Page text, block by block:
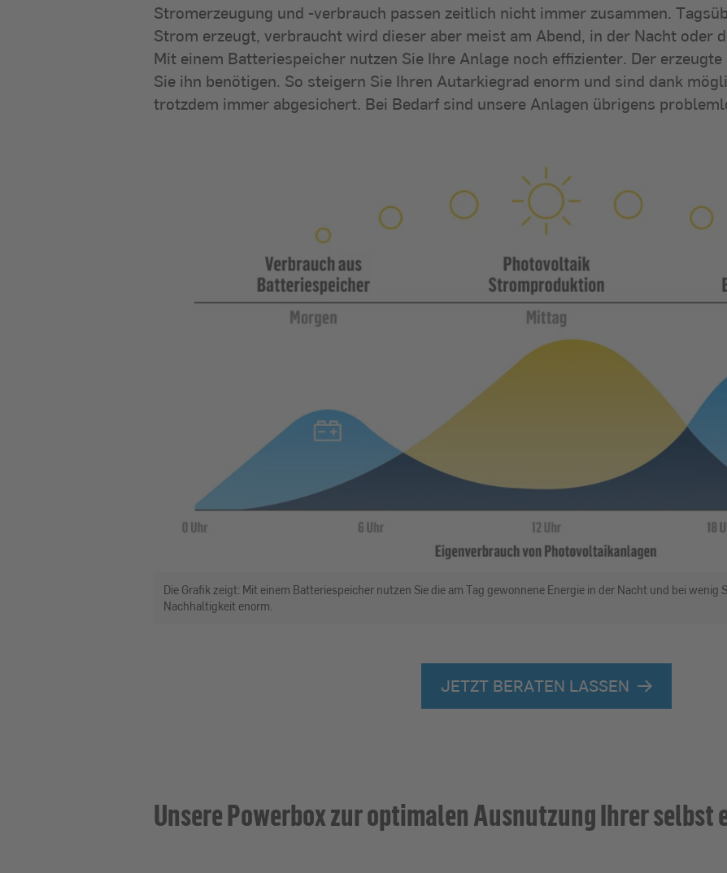
Stromerzeugung und -verbrauch passen zeitlich nicht immer zusammen.
Strom erzeugt, verbraucht wird dieser aber meist am Abend, in der Nacht oder
Mit einem Batteriespeicher nutzen Sie Ihre Anlage noch effizienter. Der
Sie ihn benötigen. So steigern Sie Ihren Autarkiegrad enorm und sind dank
trotzdem immer abgesichert. Bei Bedarf sind unsere Anlagen übrigens
Die Grafik zeigt: Mit einem Batteriespeicher nutzen Sie die am Tag gewonnene Energie in der Nacht und bei wenig
Nachhaltigkeit enorm.
JETZT BERATEN LASSEN
Unsere Powerbox zur optimalen Ausnutzung Ihrer selbst